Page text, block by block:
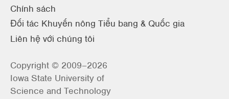
Chính sách
Đối tác Khuyến nông Tiểu bang & Quốc gia
Liên hệ với chúng tôi
Copyright © 2009–2026
Iowa State University of
Science and Technology